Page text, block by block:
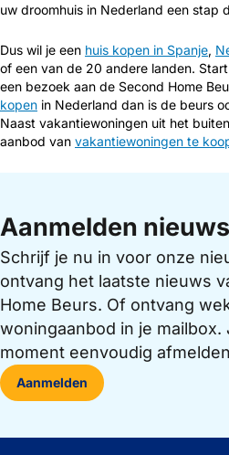
uw droomhuis in Nederland een stap
Dus wil je een huis kopen in Spanje,
of een van de 20 andere landen.
een bezoek aan de Second Home
kopen in Nederland dan is de beurs
Naast vakantiewoningen uit het
aanbod van vakantiewoningen te
Aanmelden
Schrijf je nu in voor onze
ontvang het laatste nieuws
Home Beurs. Of ontvang
woningaanbod in je mailbox.
moment eenvoudig
Aanmelden